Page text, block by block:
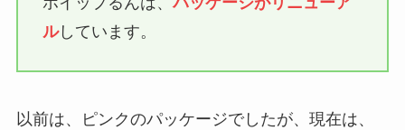
ルしています。
以前は、ピンクのパッケージでしたが、現在は、